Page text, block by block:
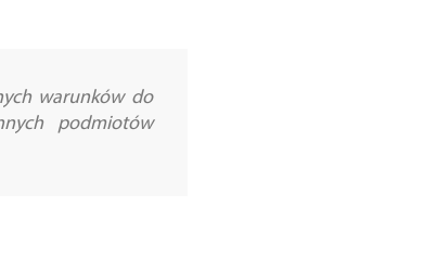
warunków do
podmiotów